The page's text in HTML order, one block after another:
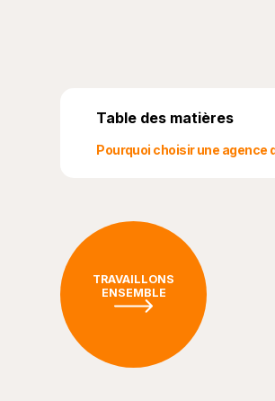
Table des matières
Pourquoi choisir une agence
TRAVAILLONS
ENSEMBLE